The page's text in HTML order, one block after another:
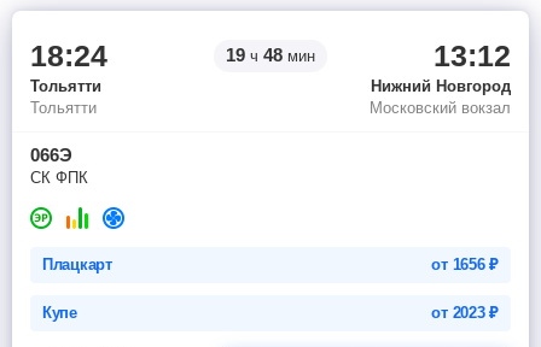
18:24 19 ч 48 мин 13:12
Тольятти
Нижний Новгород
Тольятти
Московский вокзал
066Э
СК ФПК
Плацкарт от 1656₽
Купе от 2023₽